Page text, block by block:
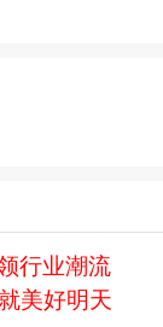
行业潮流
美好明天